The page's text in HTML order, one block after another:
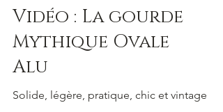
Vidéo : La gourde
Mythique Ovale
Alu
Solide, légère, pratique, chic et vintage